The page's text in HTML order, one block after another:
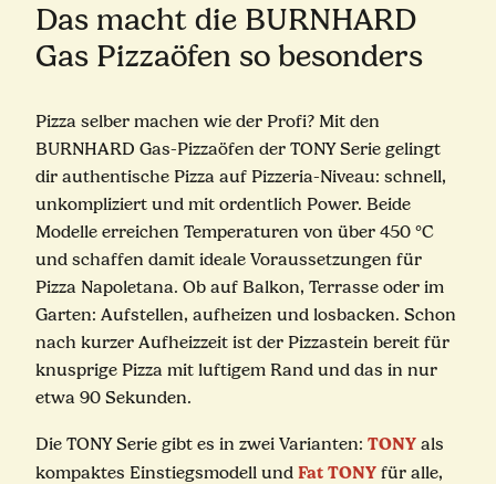
Das macht die BURNHARD
Gas Pizzaöfen so besonders
Pizza selber machen wie der Profi? Mit den
BURNHARD Gas-Pizzaöfen der TONY Serie gelingt
dir authentische Pizza auf Pizzeria-Niveau: schnell,
unkompliziert und mit ordentlich Power. Beide
Modelle erreichen Temperaturen von über 450 °C
und schaffen damit ideale Voraussetzungen für
Pizza Napoletana. Ob auf Balkon, Terrasse oder im
Garten: Aufstellen, aufheizen und losbacken. Schon
nach kurzer Aufheizzeit ist der Pizzastein bereit für
knusprige Pizza mit luftigem Rand und das in nur
etwa 90 Sekunden.
Die TONY Serie gibt es in zwei Varianten: TONY als
kompaktes Einstiegsmodell und Fat TONY für alle,